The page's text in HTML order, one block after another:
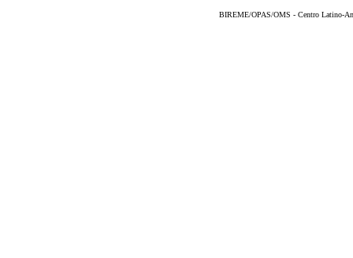
BIREME/OPAS/OMS - Centro Latino-